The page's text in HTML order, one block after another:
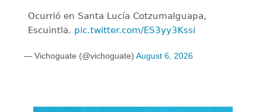
Ocurrió en Santa Lucía Cotzumalguapa,
Escuintla. pic.twitter.com/ES3yy3Kssi
— Vichoguate (@vichoguate) August 6, 2026